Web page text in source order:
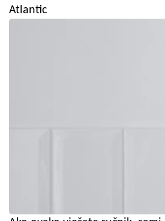
Atlantic